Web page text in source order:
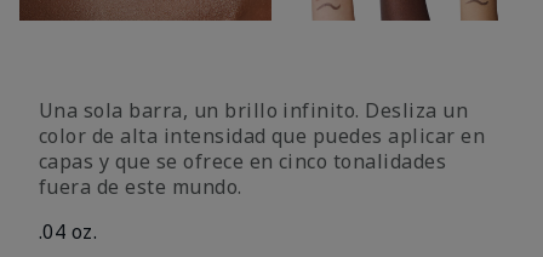
Una sola barra, un brillo infinito. Desliza un
color de alta intensidad que puedes aplicar en
capas y que se ofrece en cinco tonalidades
fuera de este mundo.
.04 oz.